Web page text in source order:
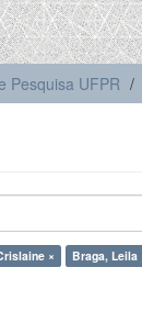
Pesquisa UFPR
× Braga, Leila